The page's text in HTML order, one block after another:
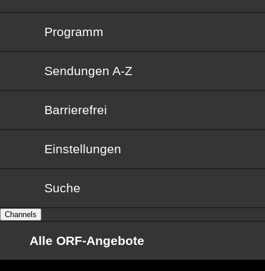
Programm
Sendungen von A bis Z
Sendungen A-Z
Barrierefrei
Barrierefrei
Einstellungen
Suche
Channels
Alle ORF-Angebote